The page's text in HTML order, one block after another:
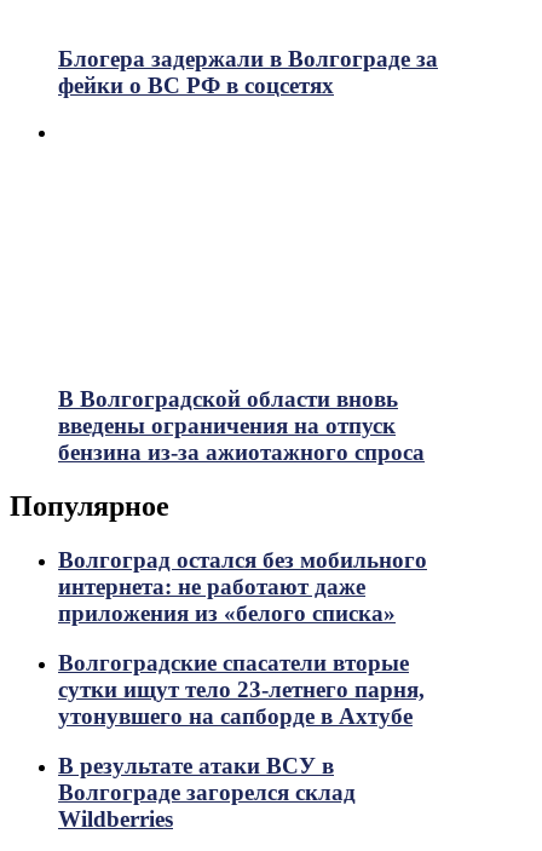
Блогера задержали в Волгограде за
фейки о ВС РФ в соцсетях
В Волгоградской области вновь
введены ограничения на отпуск
бензина из-за ажиотажного спроса
Популярное
Волгоград остался без мобильного
интернета: не работают даже
приложения из «белого списка»
Волгоградские спасатели вторые
сутки ищут тело 23-летнего парня,
утонувшего на сапборде в Ахтубе
В результате атаки ВСУ в
Волгограде загорелся склад
Wildberries